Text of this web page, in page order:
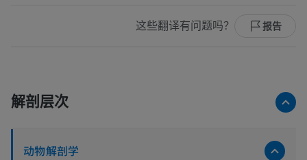
这些翻译有问题吗？ 报告
解剖层次
动物解剖学